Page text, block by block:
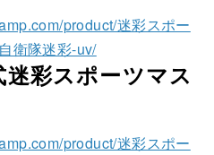
product/迷彩スポー
衛隊迷彩-uv/
彩スポーツマス
product/迷彩スポー